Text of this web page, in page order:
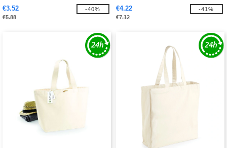
€3.52
€5.88
-40%
€4.22
€7.12
-41%